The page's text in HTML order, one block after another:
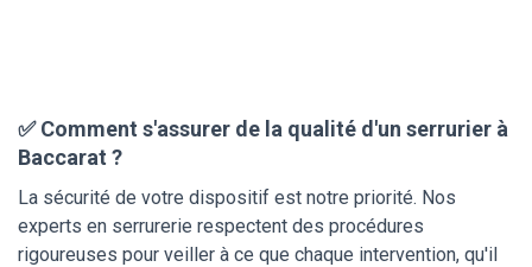
✅ Comment s'assurer de la qualité d'un serrurier à
Baccarat ?
La sécurité de votre dispositif est notre priorité. Nos
experts en serrurerie respectent des procédures
rigoureuses pour veiller à ce que chaque intervention, qu'il